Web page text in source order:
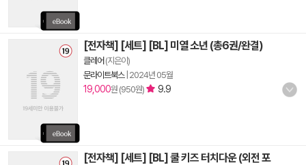
[전자책] [세트] [BL] 미열 소년 (총6권/완결)
클레어 (지은이)
문라이트북스| 2024년 05월
19,000원 (950원) 9.9
[전자책] [세트] [BL] 쿨 키즈 터치다운 (외전 포